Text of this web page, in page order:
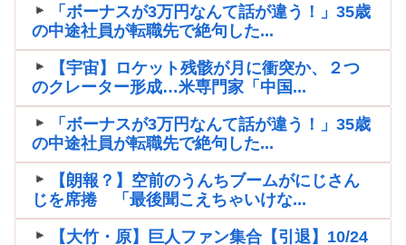
「ボーナスが3万円なんて話が違う！」35歳
の中途社員が転職先で絶句した...
【宇宙】ロケット残骸が月に衝突か、２つ
のクレーター形成…米専門家「中国...
「ボーナスが3万円なんて話が違う！」35歳
の中途社員が転職先で絶句した...
【朗報？】空前のうんちブームがにじさん
じを席捲 「最後聞こえちゃいけな...
【大竹・原】巨人ファン集合【引退】10/24